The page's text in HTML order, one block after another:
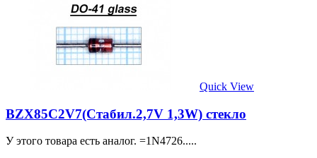
Quick View
BZX85C2V7(Стабил.2,7V 1,3W) стекло
У этого товара есть аналог. =1N4726.....